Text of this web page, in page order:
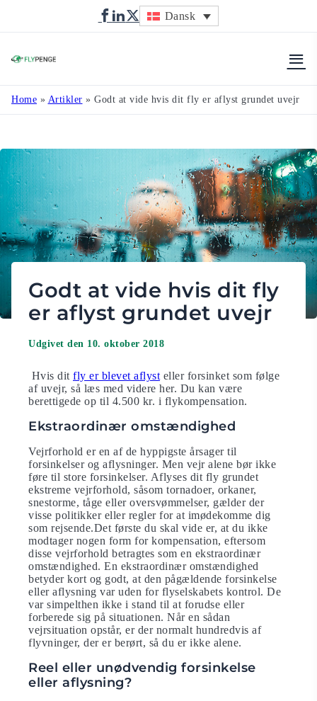
Dansk
Home » Artikler » Godt at vide hvis dit fly er aflyst grundet uvejr
Godt at vide hvis dit fly
er aflyst grundet uvejr
Udgivet den 10. oktober 2018
Hvis dit fly er blevet aflyst eller forsinket som følge
af uvejr, så læs med videre her. Du kan være
berettigede op til 4.500 kr. i flykompensation.
Ekstraordinær omstændighed
Vejrforhold er en af de hyppigste årsager til
forsinkelser og aflysninger. Men vejr alene bør ikke
føre til store forsinkelser. Aflyses dit fly grundet
ekstreme vejrforhold, såsom tornadoer, orkaner,
snestorme, tåge eller oversvømmelser, gælder der
visse politikker eller regler for at imødekomme dig
som rejsende.Det første du skal vide er, at du ikke
modtager nogen form for kompensation, eftersom
disse vejrforhold betragtes som en ekstraordinær
omstændighed. En ekstraordinær omstændighed
betyder kort og godt, at den pågældende forsinkelse
eller aflysning var uden for flyselskabets kontrol. De
var simpelthen ikke i stand til at forudse eller
forberede sig på situationen. Når en sådan
vejrsituation opstår, er der normalt hundredvis af
flyvninger, der er berørt, så du er ikke alene.
Reel eller unødvendig forsinkelse
eller aflysning?